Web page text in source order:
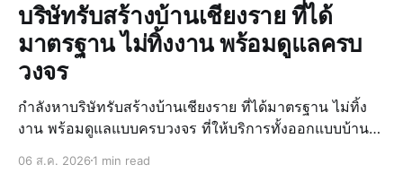
บริษัทรับสร้างบ้านเชียงราย ที่ได้
มาตรฐาน ไม่ทิ้งงาน พร้อมดูแลครบ
วงจร
กำลังหาบริษัทรับสร้างบ้านเชียงราย ที่ได้มาตรฐาน ไม่ทิ้ง
งาน พร้อมดูแลแบบครบวงจร ที่ให้บริการทั้งออกแบบบ้าน
06 ส.ค. 2026 1 min read